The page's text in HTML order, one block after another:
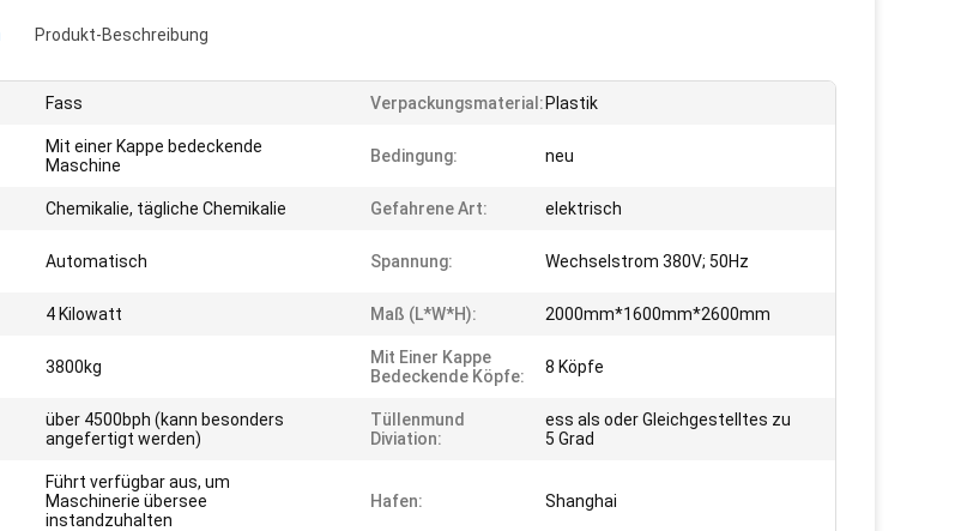
Produkt-Beschreibung
Fass Verpackungsmaterial: Plastik
Mit einer Kappe bedeckende
Maschine
Bedingung: neu
Chemikalie, tägliche Chemikalie Gefahrene Art: elektrisch
Automatisch Spannung: Wechselstrom 380V; 50Hz
4 Kilowatt Maß (l*w*h): 2000mm*1600mm*2600mm
3800kg
Mit Einer Kappe
Bedeckende Köpfe:
8 Köpfe
über 4500bph (kann besonders
angefertigt werden)
Tüllenmund
Diviation:
ess als oder Gleichgestelltes zu
5 Grad
Führt verfügbar aus, um
Maschinerie übersee
instandzuhalten
Hafen: Shanghai